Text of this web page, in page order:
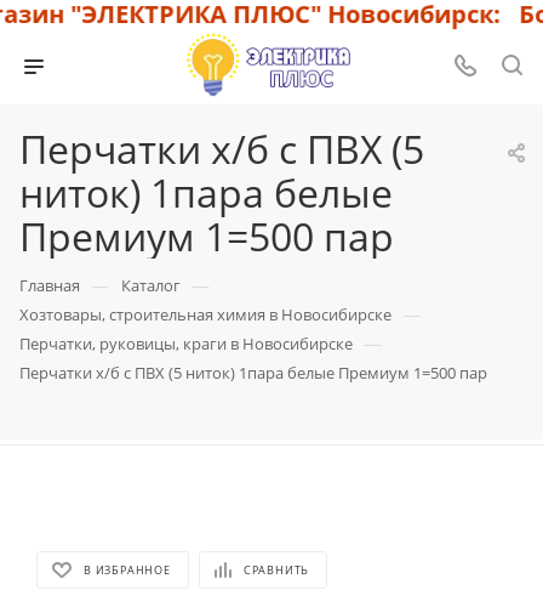
"ЭЛЕКТРИКА ПЛЮС" Новосибирск:
Перчатки х/б с ПВХ (5
ниток) 1пара белые
Премиум 1=500 пар
Главная — Каталог —
Хозтовары, строительная химия в Новосибирске —
Перчатки, руковицы, краги в Новосибирске —
Перчатки х/б с ПВХ (5 ниток) 1пара белые Премиум 1=500 пар
В ИЗБРАННОЕ СРАВНИТЬ